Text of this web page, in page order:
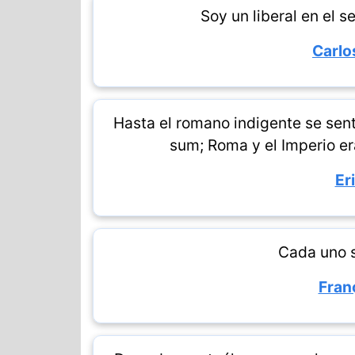
Soy un liberal en el
Hasta el romano indigente se
sum; Roma y el Imperio
Cada uno